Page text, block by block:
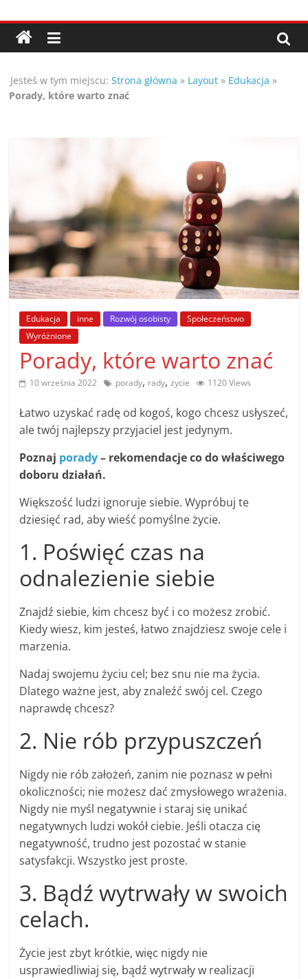
do
treści
Porady,
wskazówki
oraz
ciekawe
rady
–
poznaj
te
poradniki.
Porady
praktyczne
porady
wskazówki
poradniki
każdy
temat
Jesteś w tym miejscu: Strona główna » Layout » Edukacja »
Porady, które warto znać
Edukacja inne Rozwój osobisty
Społeczeństwo
Wyróżnione
Porady, które warto znać
10 września 2022 porady, rady,życie 1120 Views
Łatwo uzyskać radę od kogoś, kogo chcesz usłyszeć,
ale twój najlepszy przyjaciel jest jedynym.
Poznaj porady– rekomendacje co do właściwego
doboru działań.
Większość ludzi ignoruje siebie. Wypróbuj te
dziesięć rad, aby wieść pomyślne życie.
1. Poświęć czas na
odnalezienie siebie
Znajdź siebie, kim chcesz być i co możesz zrobić.
Kiedy wiesz, kim jesteś, łatwo znajdziesz swoje cele i
marzenia.
Nadaj swojemu życiu cel; bez snu nie ma życia.
Dlatego ważne jest, aby znaleźć swój cel. Czego
naprawdę chcesz?
2. Nie rób przypuszczeń
Nigdy nie rób założeń, zanim nie poznasz w pełni
okoliczności; nie możesz dać zmysłowego wrażenia.
Nigdy nie myśl negatywnie i staraj się unikać
negatywnych ludzi wokół ciebie. Jeśli otacza cię
negatywność, trudno jest pozostać w stanie
satysfakcji. Wszystko jest proste.
3. Bądź wytrwały w swoich
celach.
Życie jest zbyt krótkie, więc nigdy nie
usprawiedliwiaj się, bądź wytrwały w realizacji